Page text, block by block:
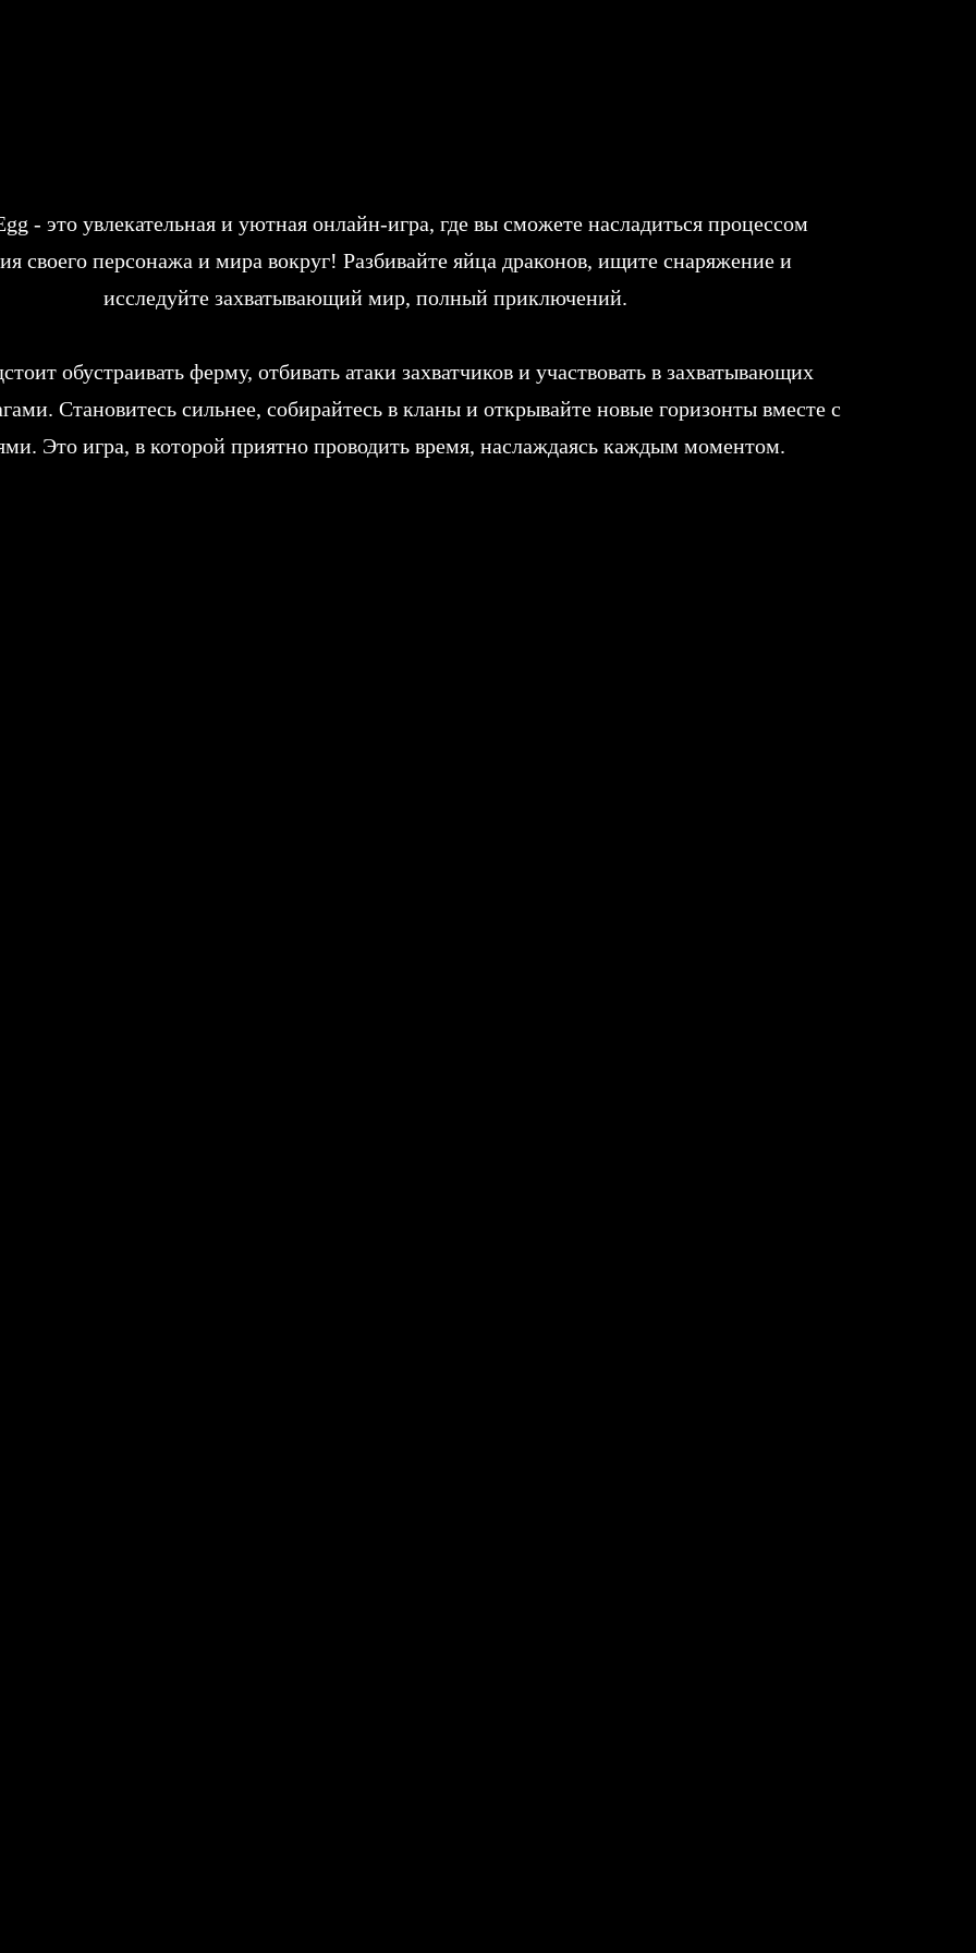
- это увлекательная и уютная онлайн-игра, где вы сможете насладиться процессом
своего персонажа и мира вокруг! Разбивайте яйца драконов, ищите снаряжение и
исследуйте захватывающий мир, полный приключений.
обустраивать ферму, отбивать атаки захватчиков и участвовать в захватывающих
Становитесь сильнее, собирайтесь в кланы и открывайте новые горизонты вместе с
Это игра, в которой приятно проводить время, наслаждаясь каждым моментом.